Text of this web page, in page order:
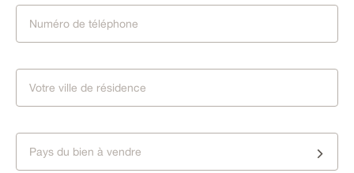
Pays du bien à vendre